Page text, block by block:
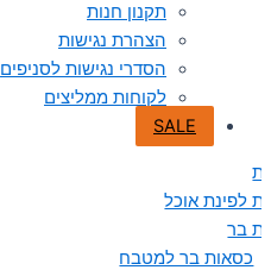
תקנון חנות
הצהרת נגישות
הסדרי נגישות לסניפים
לקוחות ממליצים
SALE
לפינת אוכל
בר
כסאות בר למטבח